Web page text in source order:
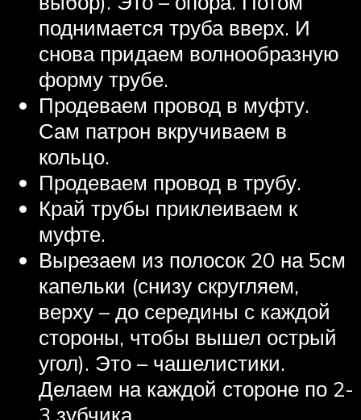
поднимается труба вверх. И
снова придаем волнообразную
форму трубе.
Продеваем провод в муфту.
Сам патрон вкручиваем в
кольцо.
Продеваем провод в трубу.
Край трубы приклеиваем к
муфте.
Вырезаем из полосок 20 на 5см
капельки (снизу скругляем,
верху – до середины с каждой
стороны, чтобы вышел острый
угол). Это – чашелистики.
Делаем на каждой стороне по 2-
3 зубчика.